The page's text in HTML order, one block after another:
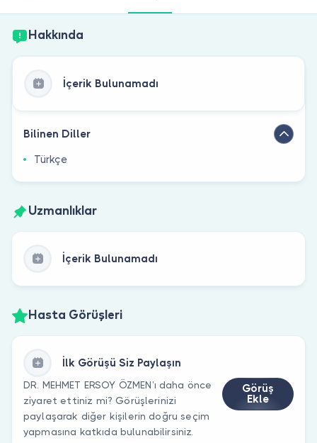
Hakkında
İçerik Bulunamadı
Bilinen Diller
Türkçe
Uzmanlıklar
İçerik Bulunamadı
Hasta Görüşleri
İlk Görüşü Siz Paylaşın
DR. MEHMET ERSOY ÖZMEN’ı daha önce
ziyaret ettiniz mi? Görüşlerinizi
paylaşarak diğer kişilerin doğru seçim
yapmasına katkıda bulunabilirsiniz.
Görüş
Ekle